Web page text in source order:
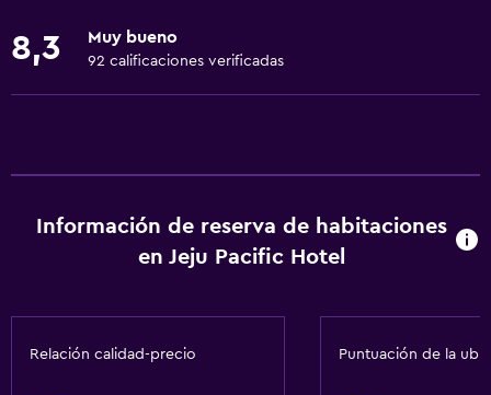
Habitaciones insonorizadas
Vista a la ciudad
Espacio de almacenamiento
Servicios y facilidades
Centro de negocios
8,3 Muy bueno
92 calificaciones verificadas
Información de reserva de habitaciones
en Jeju Pacific Hotel
Relación calidad-precio Puntuación de la